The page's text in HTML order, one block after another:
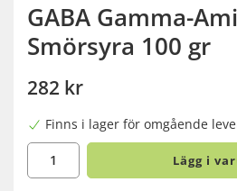
GABA Gamma-
Smörsyra 100 gr
282 kr
Finns i lager för omgående
Lägg i